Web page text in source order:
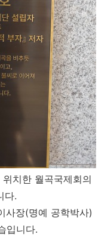
치한 월곡국제회의
다.
사장(명예 공학박사)
입니다.